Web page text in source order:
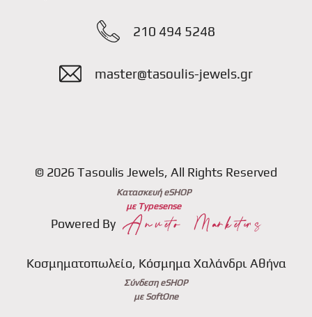
210 494 5248
master@tasoulis-jewels.gr
© 2026 Tasoulis Jewels, All Rights Reserved
Κατασκευή eSHOP
με Typesense
Powered By
Κοσμηματοπωλείο, Κόσμημα Χαλάνδρι Αθήνα
Σύνδεση eSHOP
με SoftOne